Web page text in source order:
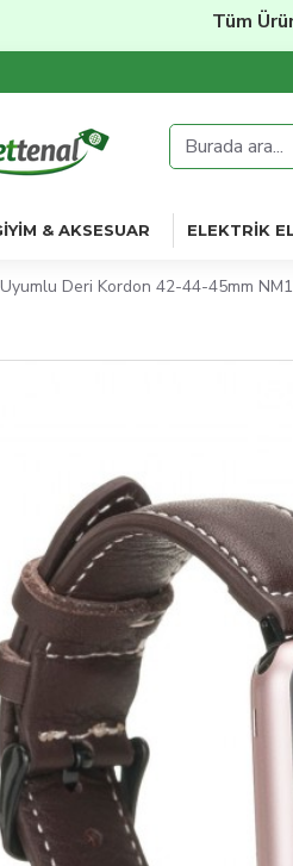
Tüm
& AKSESUAR ELEKTRIK
Deri Kordon 42-44-45mm